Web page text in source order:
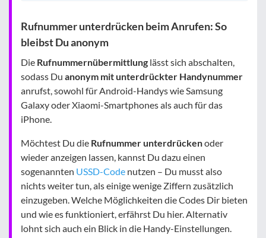
Rufnummer unterdrücken beim Anrufen: So
bleibst Du anonym
Die Rufnummernübermittlung lässt sich abschalten,
sodass Du anonym mit unterdrückter Handynummer
anrufst, sowohl für Android-Handys wie Samsung
Galaxy oder Xiaomi-Smartphones als auch für das
iPhone.
Möchtest Du die Rufnummer unterdrückenoder
wieder anzeigen lassen, kannst Du dazu einen
sogenannten USSD-Code nutzen – Du musst also
nichts weiter tun, als einige wenige Ziffern zusätzlich
einzugeben. Welche Möglichkeiten die Codes Dir bieten
und wie es funktioniert, erfährst Du hier. Alternativ
lohnt sich auch ein Blick in die Handy-Einstellungen.